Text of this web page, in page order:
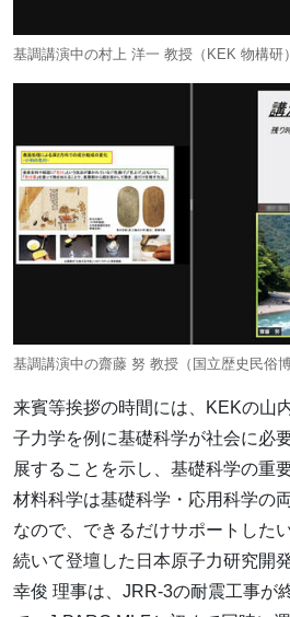
基調講演中の村上 洋一 教授（KEK 物構研）
基調講演中の齋藤 努 教授（国立歴史民俗博
来賓等挨拶の時間には、KEKの山
子力学を例に基礎科学が社会に必
展することを示し、基礎科学の重
材料科学は基礎科学・応用科学の
なので、できるだけサポートした
続いて登壇した日本原子力研究開
幸俊 理事は、JRR-3の耐震工事が